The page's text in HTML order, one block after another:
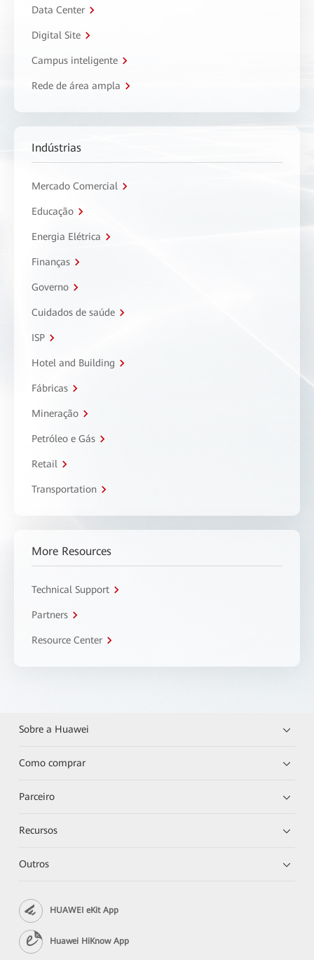
Data Center
Digital Site
Campus inteligente
Rede de área ampla
Indústrias
Mercado Comercial
Educação
Energia Elétrica
Finanças
Governo
Cuidados de saúde
ISP
Hotel and Building
Fábricas
Mineração
Petróleo e Gás
Retail
Transportation
More Resources
Technical Support
Partners
Resource Center
Sobre a Huawei
Como comprar
Parceiro
Recursos
Outros
HUAWEI eKit App
Huawei HiKnow App